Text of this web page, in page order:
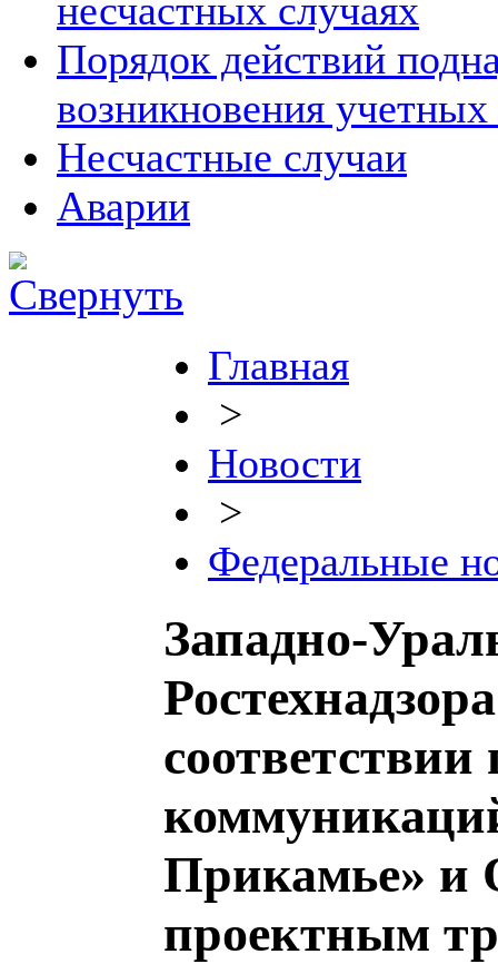
несчастных случаях
Порядок действий
возникновения
Несчастные случаи
Аварии
Главная
>
Новости
>
Федеральные
Западно-
соответствии
Прикамье»
проектным